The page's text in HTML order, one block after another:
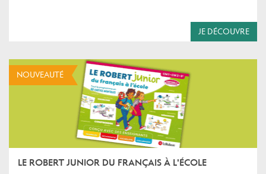
JE DÉCOUVRE
NOUVEAUTÉ
LE ROBERT JUNIOR DU FRANÇAIS À L'ÉCOLE